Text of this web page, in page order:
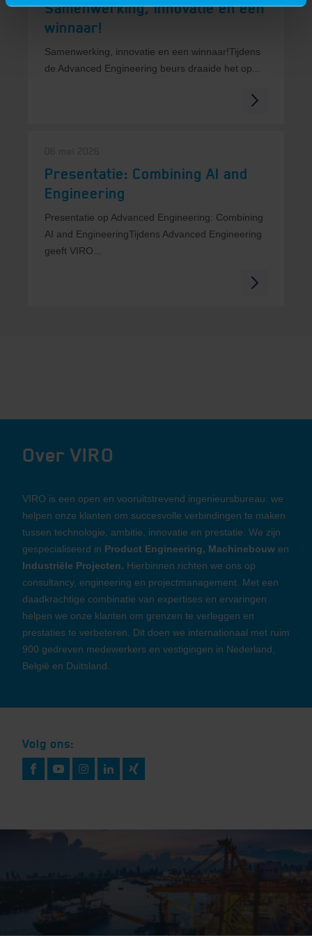
Samenwerking, innovatie en een
winnaar!
Samenwerking, innovatie en een winnaar!Tijdens
de Advanced Engineering beurs draaide het op...
Presentatie: Combining AI and
Engineering
Presentatie op Advanced Engineering: Combining
AI and EngineeringTijdens Advanced Engineering
geeft VIRO...
Over VIRO
VIRO is een open en vooruitstrevend ingenieursbureau: we
helpen onze klanten om succesvolle verbindingen te maken
tussen technologie, ambitie, innovatie en prestatie. We zijn
gespecialiseerd in Product Engineering, Machinebouw en
Industriële Projecten. Hierbinnen richten we ons op
consultancy, engineering en projectmanagement. Met een
daadkrachtige combinatie van expertises en ervaringen
helpen we onze klanten om grenzen te verleggen en
prestaties te verbeteren. Dit doen we internationaal met ruim
900 gedreven medewerkers en vestigingen in Nederland,
België en Duitsland.
Volg ons: